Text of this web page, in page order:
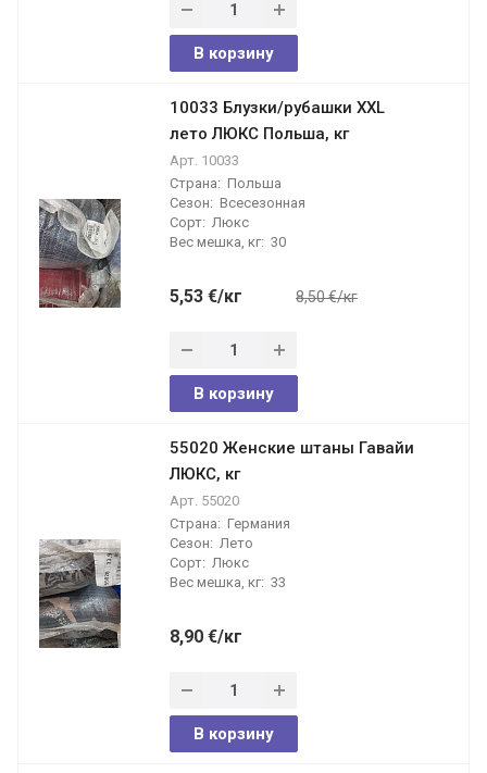
В корзину
10033 Блузки/рубашки XXL
лето ЛЮКС Польша, кг
Арт. 10033
Страна: Польша
Сезон: Всесезонная
Сорт: Люкс
Вес мешка, кг: 30
5,53 €/кг 8,50 €/кг
В корзину
55020 Женские штаны Гавайи
ЛЮКС, кг
Арт. 55020
Страна: Германия
Сезон: Лето
Сорт: Люкс
Вес мешка, кг: 33
8,90 €/кг
В корзину